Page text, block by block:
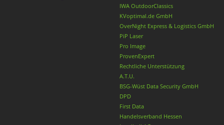
IWA OutdoorClassics
KVoptimal.de GmbH
OverNight Express & Logistics GmbH
PiP Laser
Pro Image
ProvenExpert
Rechtliche Unterstützung
A.T.U.
BSG-Wüst Data Security GmbH
DPD
First Data
Handelsverband Hessen